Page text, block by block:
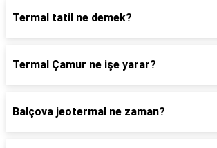
Termal tatil ne demek?
Termal Çamur ne işe yarar?
Balçova jeotermal ne zaman?